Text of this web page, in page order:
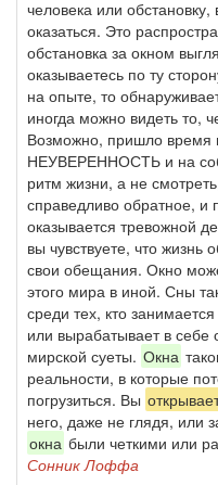
человека или
оказаться. Это
обстановка за окном
оказываетесь по ту
на опыте, то
иногда можно видеть то,
Возможно, пришло время
НЕУВЕРЕННОСТЬ и на
ритм жизни, а не
справедливо обратное, и
оказывается тревожной
вы чувствуете, что жизнь
свои обещания. Окно
этого мира в иной. Сны
среди тех, кто
или вырабатывает в
мирской суеты. Окна
реальности, в которые
погрузиться. Вы
него, даже не глядя, или
окна были четкими или
Сонник Лоффа